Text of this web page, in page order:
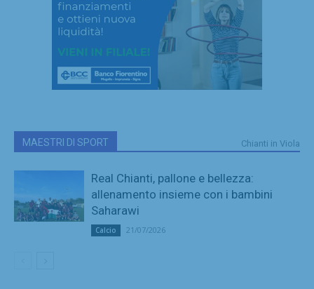
MAESTRI DI SPORT Chianti in Viola
Real Chianti, pallone e bellezza:
allenamento insieme con i bambini
Saharawi
Calcio 21/07/2026